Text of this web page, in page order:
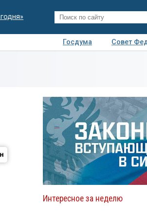
Госдума
Совет
Интересное за неделю